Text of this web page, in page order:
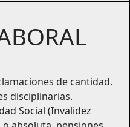
de cantidad.
disciplinarias.
Social (Invalidez